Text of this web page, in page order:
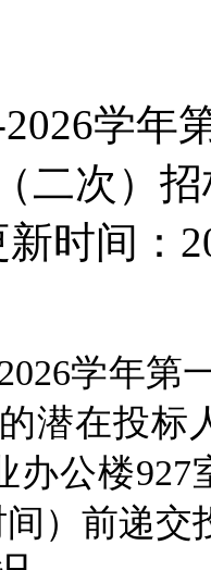
学年
二次）
时间：
学年
的潜在投标
办公楼927
） 前递交